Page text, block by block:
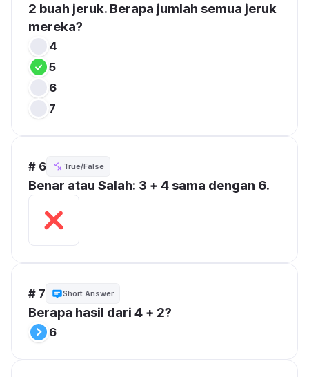
2 buah jeruk. Berapa jumlah semua jeruk
mereka?
4
5
6
7
# 6 True/False
Benar atau Salah: 3 + 4 sama dengan 6.
# 7 Short Answer
Berapa hasil dari 4 + 2?
6